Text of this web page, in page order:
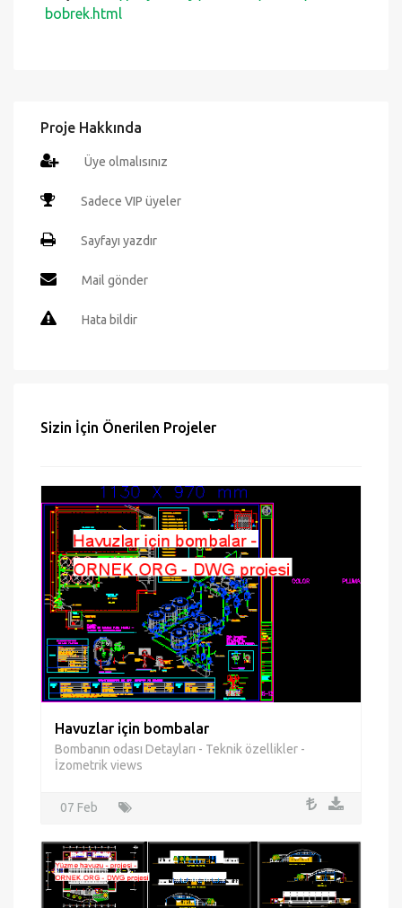
bobrek.html
Proje Hakkında
Üye olmalısınız
Sadece VIP üyeler
Sayfayı yazdır
Mail gönder
Hata bildir
Sizin İçin Önerilen Projeler
Havuzlar için bombalar
Bombanın odası Detayları - Teknik özellikler -
İzometrik views
07 Feb